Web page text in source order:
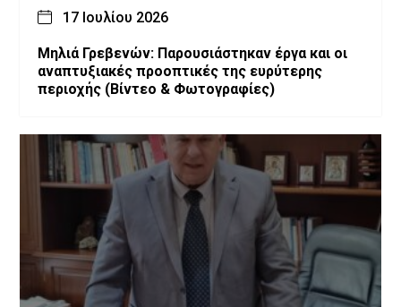
17 Ιουλίου 2026
Μηλιά Γρεβενών: Παρουσιάστηκαν έργα και οι
αναπτυξιακές προοπτικές της ευρύτερης
περιοχής (Bίντεο & Φωτογραφίες)